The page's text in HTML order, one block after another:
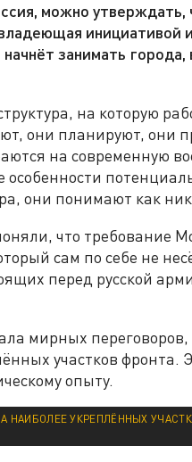
можно утверждать,
инициативой
занимать
на которую
они планируют, они
на современную
они понимают как
что требование
сам по себе не
перед русской
мирных
участков фронта.
опыту.
НАИБОЛЕЕ УКРЕПЛЁННЫХ